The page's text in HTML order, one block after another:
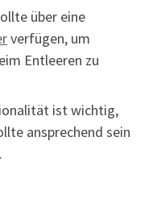
über eine
verfügen, um
Entleeren zu
ist wichtig,
ansprechend sein